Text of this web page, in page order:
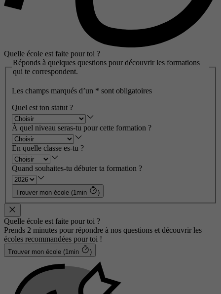
Quelle école est faite pour toi ?
Réponds à quelques questions pour découvrir les formations
qui te correspondent.
Les champs marqués d’un * sont obligatoires
Quel est ton statut ?
À quel niveau seras-tu pour cette formation ?
En quelle classe es-tu ?
Quand souhaites-tu débuter ta formation ?
Trouver mon école (1min )
Quelle école est faite pour toi ?
Prends 2 minutes pour répondre à nos questions et découvrir les
écoles recommandées pour toi !
Trouver mon école (1min )